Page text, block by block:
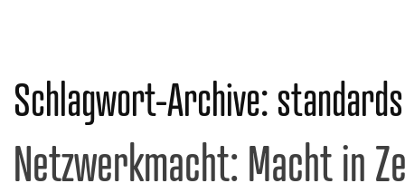
Schlagwort-Archive:standards
Netzwerkmacht: Macht in